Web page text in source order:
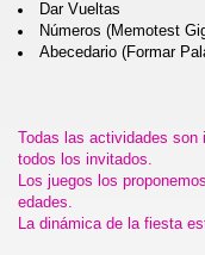
Dar Vueltas
Números (Memotest
Abecedario (Formar
Todas las actividades
todos los invitados.
Los juegos los
edades.
La dinámica de la fiesta